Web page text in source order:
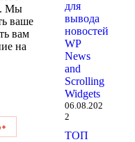
Мы
ваше
вам
на
Поделиться
для
вывода
новостей
WP
News
and
Scrolling
Widgets
06.08.202
2
ТОП